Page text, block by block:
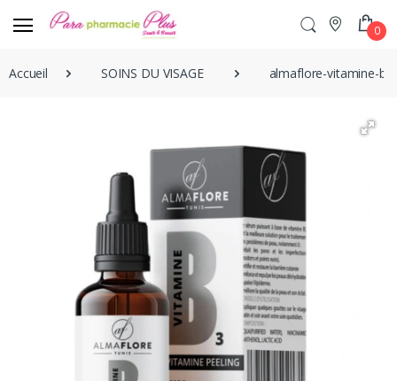
0
Accueil SOINS DU VISAGE almaflore-vitamine-